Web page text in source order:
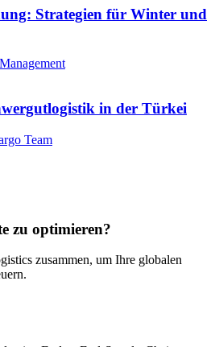
Strategien für Winter und
in der Türkei
Team
zu optimieren?
zusammen, um Ihre globalen